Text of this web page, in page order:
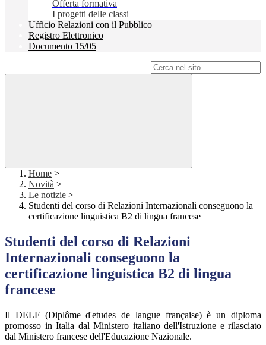
Offerta formativa
I progetti delle classi
Ufficio Relazioni con il Pubblico
Registro Elettronico
Documento 15/05
Home >
Novità >
Le notizie >
Studenti del corso di Relazioni Internazionali conseguono la
certificazione linguistica B2 di lingua francese
Studenti del corso di Relazioni
Internazionali conseguono la
certificazione linguistica B2 di lingua
francese
Il DELF (Diplôme d'etudes de langue française) è un diploma
promosso in Italia dal Ministero italiano dell'Istruzione e rilasciato
dal Ministero francese dell'Educazione Nazionale.